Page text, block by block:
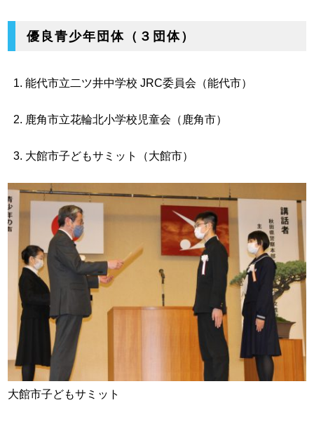
優良青少年団体（３団体）
能代市立二ツ井中学校 JRC委員会（能代市）
鹿角市立花輪北小学校児童会（鹿角市）
大館市子どもサミット（大館市）
大館市子どもサミット